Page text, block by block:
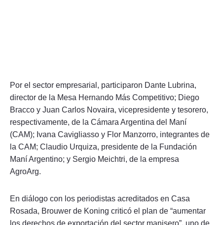
Por el sector empresarial, participaron Dante Lubrina,
director de la Mesa Hernando Más Competitivo; Diego
Bracco y Juan Carlos Novaira, vicepresidente y tesorero,
respectivamente, de la Cámara Argentina del Maní
(CAM); Ivana Cavigliasso y Flor Manzorro, integrantes de
la CAM; Claudio Urquiza, presidente de la Fundación
Maní Argentino; y Sergio Meichtri, de la empresa
AgroArg.
En diálogo con los periodistas acreditados en Casa
Rosada, Brouwer de Koning criticó el plan de “aumentar
los derechos de exportación del sector manisero”, uno de